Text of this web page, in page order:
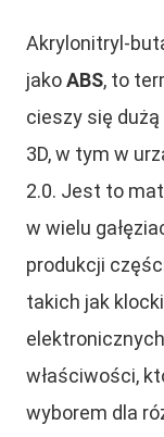
Akrylonitryl-
jakoABS, to
cieszy się
3D, w tym w
2.0. Jest to
w wielu
produkcji
takich jak
właściwości,
wyborem dla